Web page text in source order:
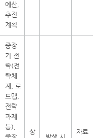
예산,
추진
계획
중장
기 전
략(전
략체
계, 로
드맵,
전략
과제
등),
상 자료